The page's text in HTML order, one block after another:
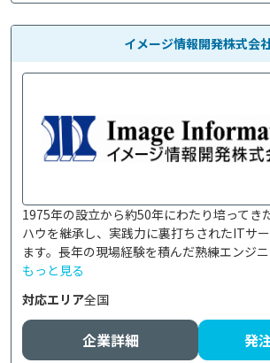
イメージ情報開発株式会
1975年の設立から約50年にわたり培ってき
ハウを継承し、実践力に裏打ちされたITサ
ます。長年の現場経験を積んだ熟練エンジ
もっと見る
対応エリア全国
企業詳細 発